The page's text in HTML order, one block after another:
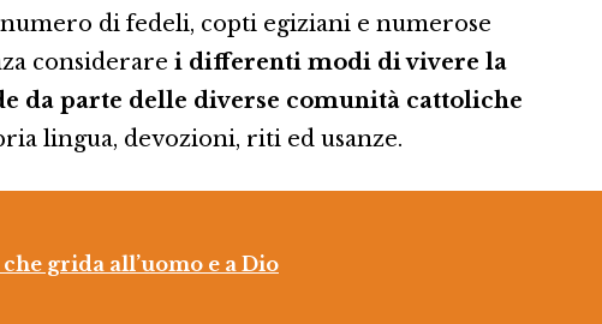
di fedeli, copti egiziani e numerose
considerare i differenti modi di vivere la
da parte delle diverse comunità cattoliche
lingua, devozioni, riti ed usanze.
grida all’uomo e a Dio